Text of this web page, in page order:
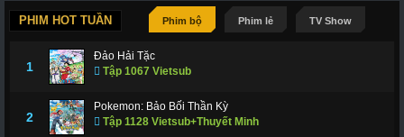
PHIM HOT TUẦN Phim bộ Phim lẻ TV Show
1
Đảo Hải Tặc
Tập 1067 Vietsub
2
Pokemon: Bảo Bối Thần Kỳ
Tập 1128 Vietsub+Thuyết Minh